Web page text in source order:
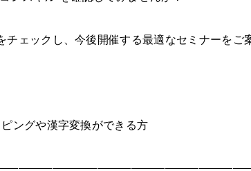
チェックし、今後開催する最適なセミナーをご
ングや漢字変換ができる方